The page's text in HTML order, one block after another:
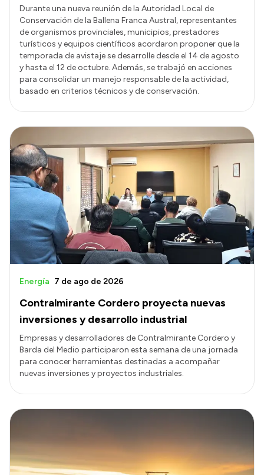
Durante una nueva reunión de la Autoridad Local de
Conservación de la Ballena Franca Austral, representantes
de organismos provinciales, municipios, prestadores
turísticos y equipos científicos acordaron proponer que la
temporada de avistaje se desarrolle desde el 14 de agosto
y hasta el 12 de octubre. Además, se trabajó en acciones
para consolidar un manejo responsable de la actividad,
basado en criterios técnicos y de conservación.
Contralmirante Cordero proyecta nuevas
inversiones y desarrollo industrial
Energía 7 de ago de 2026
Empresas y desarrolladores de Contralmirante Cordero y
Barda del Medio participaron esta semana de una jornada
para conocer herramientas destinadas a acompañar
nuevas inversiones y proyectos industriales.